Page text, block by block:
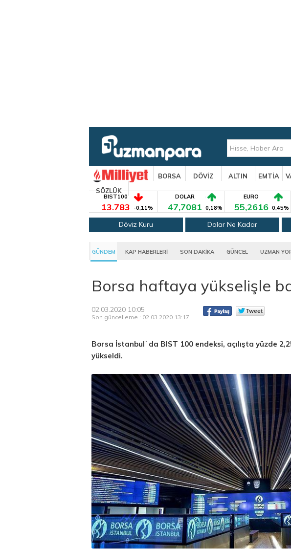
BORSA DÖVİZ ALTIN EMTİA
SÖZLÜK
BIST100
13.783 -0,11%
DOLAR
47,7081 0,18%
EURO
55,2616 0,45%
Döviz Kuru Dolar Ne Kadar
GÜNDEM KAP HABERLERİ SON DAKİKA GÜNCEL UZMAN
Borsa haftaya yükselişle
02.03.2020 10:05
Son güncelleme : 02.03.2020 13:17
Borsa İstanbul`da BIST 100 endeksi, açılışta yüzde
yükseldi.